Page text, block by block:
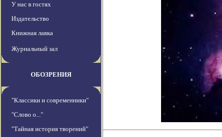
У нас в гостях
Издательство
Книжная лавка
Журнальный зал
ОБОЗРЕНИЯ
"Классики и современники"
"Слово о..."
"Тайная история творений"